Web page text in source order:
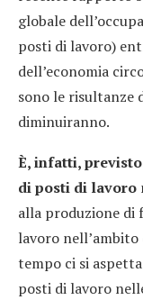
globale
posti di lavoro)
dell’economia
sono le risultanze
diminuiranno.
È, infatti,
di posti di lavoro
alla produzione di
lavoro nell’ambito
tempo ci si
posti di lavoro